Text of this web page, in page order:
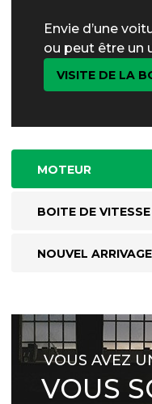
Envie d’une
ou peut être un
VISITE DE LA
MOTEUR
BOITE DE VITESSE
NOUVEL ARRIVAGE
VOUS AVEZ
VOUS